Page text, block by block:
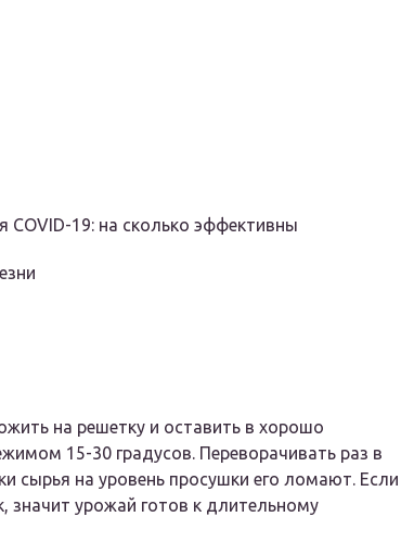
19: на сколько эффективны
на решетку и оставить в хорошо
15-30 градусов. Переворачивать раз в
сырья на уровень просушки его ломают. Если
значит урожай готов к длительному